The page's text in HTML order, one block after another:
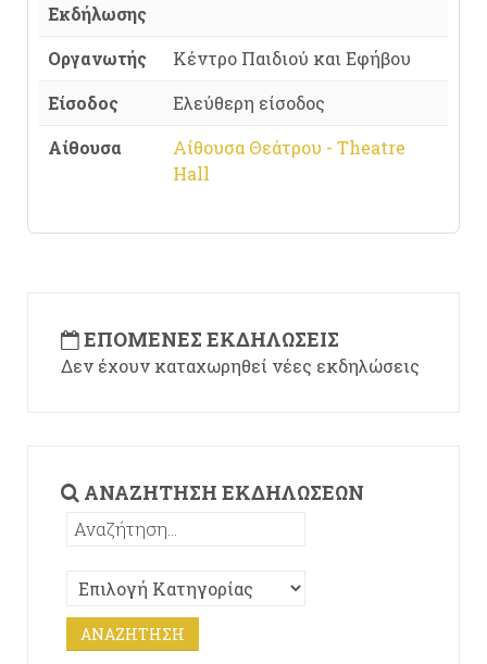
Εκδήλωσης
Οργανωτής
Κέντρο Παιδιού και Εφήβου
Είσοδος
Ελεύθερη είσοδος
Αίθουσα
Αίθουσα Θεάτρου - Theatre
Hall
ΕΠΌΜΕΝΕΣ ΕΚΔΗΛΏΣΕΙΣ
Δεν έχουν καταχωρηθεί νέες εκδηλώσεις
ΑΝΑΖΉΤΗΣΗ ΕΚΔΗΛΏΣΕΩΝ